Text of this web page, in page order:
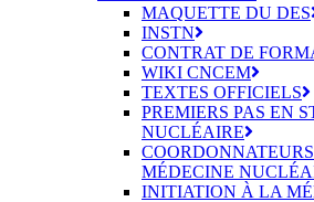
MAQUETTE DU DES
INSTN
CONTRAT DE
WIKI CNCEM
TEXTES OFFICIELS
PREMIERS PAS EN
NUCLÉAIRE
MÉDECINE
INITIATION À LA